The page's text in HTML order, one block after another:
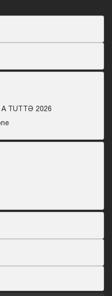
A TUTTƏ 2026